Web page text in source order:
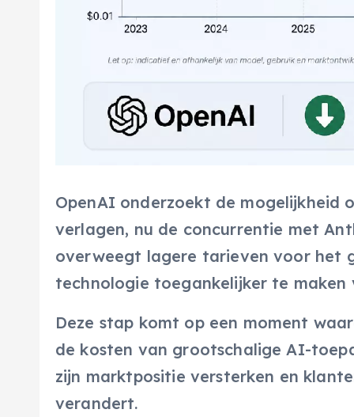
OpenAI onderzoekt de mogelijkheid
verlagen, nu de concurrentie met
overweegt lagere tarieven voor het
technologie toegankelijker te
Deze stap komt op een moment
de kosten van grootschalige AI-
zijn marktpositie versterken en
verandert.